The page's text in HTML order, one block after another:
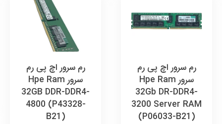
رم سرور اچ پی رم
سرور Hpe Ram
32Gb DR-DDR4-
3200 Server RAM
(P06033-B21)
رم سرور اچ پی رم
سرور Hpe Ram
32GB DDR-DDR4-
4800 (P43328-
B21)